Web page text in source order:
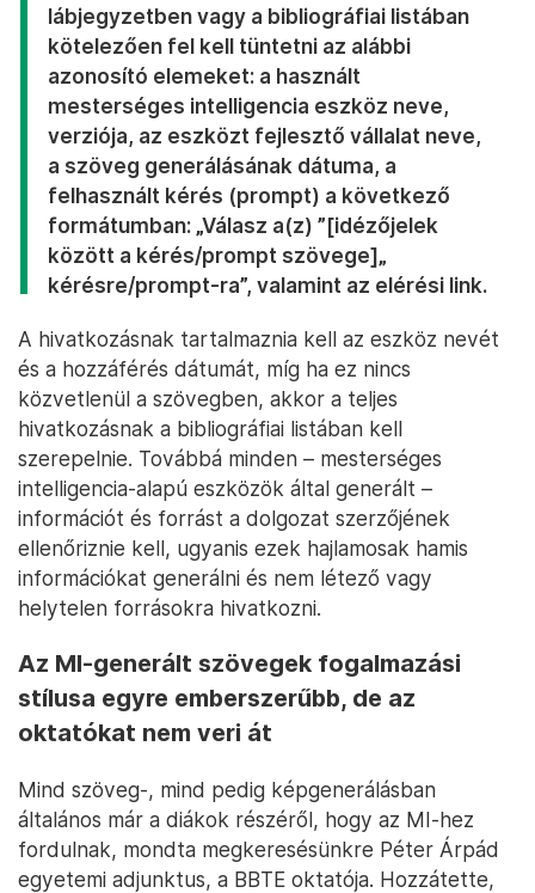
lábjegyzetben vagy a bibliográfiai listában
kötelezően fel kell tüntetni az alábbi
azonosító elemeket: a használt
mesterséges intelligencia eszköz neve,
verziója, az eszközt fejlesztő vállalat neve,
a szöveg generálásának dátuma, a
felhasznált kérés (prompt) a következő
formátumban: „Válasz a(z) ”[idézőjelek
között a kérés/prompt szövege]„
kérésre/prompt-ra”, valamint az elérési link.
A hivatkozásnak tartalmaznia kell az eszköz nevét
és a hozzáférés dátumát, míg ha ez nincs
közvetlenül a szövegben, akkor a teljes
hivatkozásnak a bibliográfiai listában kell
szerepelnie. Továbbá minden – mesterséges
intelligencia-alapú eszközök által generált –
információt és forrást a dolgozat szerzőjének
ellenőriznie kell, ugyanis ezek hajlamosak hamis
információkat generálni és nem létező vagy
helytelen forrásokra hivatkozni.
Az MI-generált szövegek fogalmazási
stílusa egyre emberszerűbb, de az
oktatókat nem veri át
Mind szöveg-, mind pedig képgenerálásban
általános már a diákok részéről, hogy az MI-hez
fordulnak, mondta megkeresésünkre Péter Árpád
egyetemi adjunktus, a BBTE oktatója. Hozzátette,